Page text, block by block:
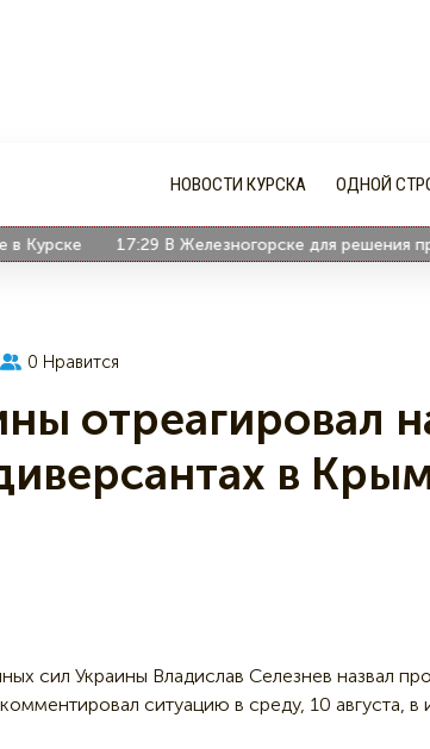
НОВОСТИ КУРСКА ОДНОЙ
17:29 В Железногорске для решения
0 Нравится
отреагировал
в
сил Украины Владислав Селезнев назвал
ситуацию в среду, 10 августа,